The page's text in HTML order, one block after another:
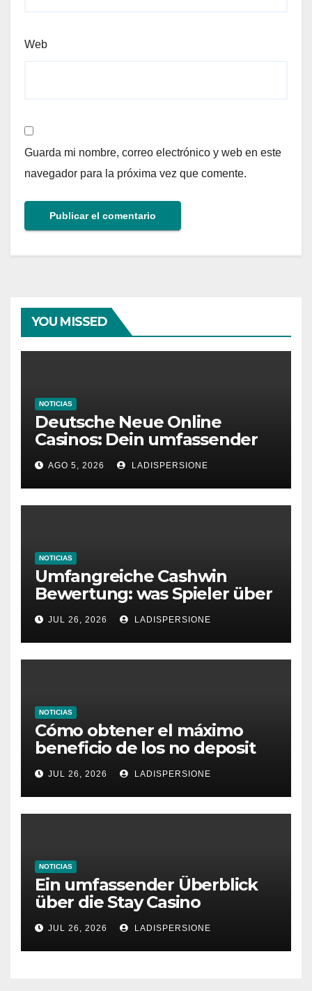
Web
Guarda mi nombre, correo electrónico y web en este
navegador para la próxima vez que comente.
YOU MISSED
NOTICIAS
Deutsche Neue Online
Casinos: Dein umfassender
Ratgeber für moderne
Glücksspielplattformen
AGO 5, 2026 LADISPERSIONE
NOTICIAS
Umfangreiche Cashwin
Bewertung: was Spieler über
dieses Casino denken
JUL 26, 2026 LADISPERSIONE
NOTICIAS
Cómo obtener el máximo
beneficio de los no deposit
bonus codes de roby casino
JUL 26, 2026 LADISPERSIONE
NOTICIAS
Ein umfassender Überblick
über die Stay Casino
Bonusbedingungen
JUL 26, 2026 LADISPERSIONE